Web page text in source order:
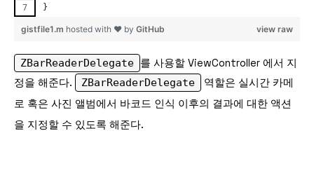
}
view raw
gistfile1.m hosted with ❤ by GitHub
ZBarReaderDelegate 를 사용할 ViewController 에서 지
정을 해준다.
ZBarReaderDelegate
역할은 실시간 카메
로 혹은 사진 앨범에서 바코드 인식 이후의 결과에 대한 액션
을 지정할 수 있도록 해준다.